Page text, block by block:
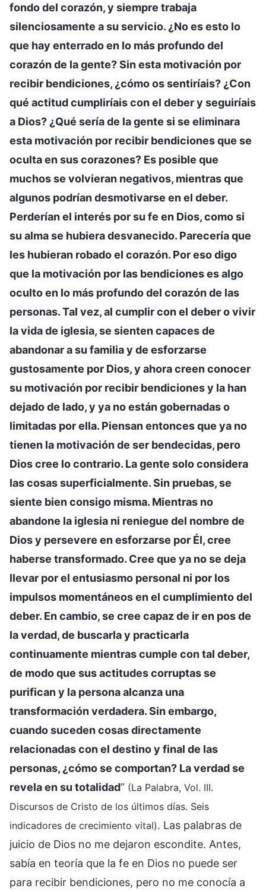
fondo del corazón, y siempre trabaja
silenciosamente a su servicio. ¿No es esto lo
que hay enterrado en lo más profundo del
corazón de la gente? Sin esta motivación por
recibir bendiciones, ¿cómo os sentiríais? ¿Con
qué actitud cumpliríais con el deber y seguiríais
a Dios? ¿Qué sería de la gente si se eliminara
esta motivación por recibir bendiciones que se
oculta en sus corazones? Es posible que
muchos se volvieran negativos, mientras que
algunos podrían desmotivarse en el deber.
Perderían el interés por su fe en Dios, como si
su alma se hubiera desvanecido. Parecería que
les hubieran robado el corazón. Por eso digo
que la motivación por las bendiciones es algo
oculto en lo más profundo del corazón de las
personas. Tal vez, al cumplir con el deber o vivir
la vida de iglesia, se sienten capaces de
abandonar a su familia y de esforzarse
gustosamente por Dios, y ahora creen conocer
su motivación por recibir bendiciones y la han
dejado de lado, y ya no están gobernadas o
limitadas por ella. Piensan entonces que ya no
tienen la motivación de ser bendecidas, pero
Dios cree lo contrario. La gente solo considera
las cosas superficialmente. Sin pruebas, se
siente bien consigo misma. Mientras no
abandone la iglesia ni reniegue del nombre de
Dios y persevere en esforzarse por Él, cree
haberse transformado. Cree que ya no se deja
llevar por el entusiasmo personal ni por los
impulsos momentáneos en el cumplimiento del
deber. En cambio, se cree capaz de ir en pos de
la verdad, de buscarla y practicarla
continuamente mientras cumple con tal deber,
de modo que sus actitudes corruptas se
purifican y la persona alcanza una
transformación verdadera. Sin embargo,
cuando suceden cosas directamente
relacionadas con el destino y final de las
personas, ¿cómo se comportan? La verdad se
revela en su totalidad” (La Palabra, Vol. III.
Discursos de Cristo de los últimos días. Seis
indicadores de crecimiento vital). Las palabras de
juicio de Dios no me dejaron escondite. Antes,
sabía en teoría que la fe en Dios no puede ser
para recibir bendiciones, pero no me conocía a